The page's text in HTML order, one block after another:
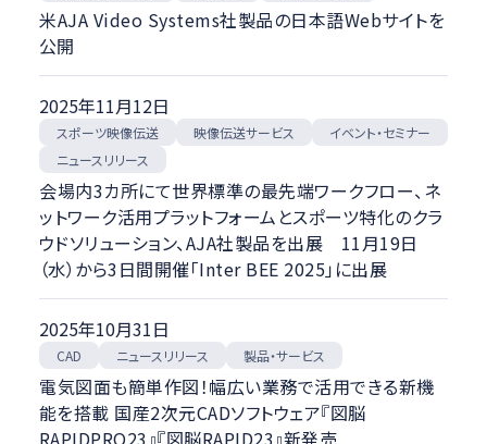
米AJA Video Systems社製品の日本語Webサイトを
公開
2025年11月12日
スポーツ映像伝送 映像伝送サービス イベント・セミナー
ニュースリリース
会場内3カ所にて世界標準の最先端ワークフロー、ネ
ットワーク活用プラットフォームとスポーツ特化のクラ
ウドソリューション、AJA社製品を出展 11月19日
（水）から3日間開催「Inter BEE 2025」に出展
2025年10月31日
CAD ニュースリリース 製品・サービス
電気図面も簡単作図！幅広い業務で活用できる新機
能を搭載 国産2次元CADソフトウェア『図脳
RAPIDPRO23』『図脳RAPID23』新発売